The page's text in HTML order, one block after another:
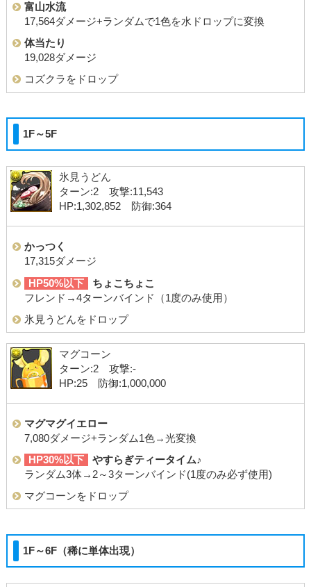
富山水流
17,564ダメージ+ランダムで1色を水ドロップに変換
体当たり
19,028ダメージ
コズクラをドロップ
1F～5F
氷見うどん
ターン:2 攻撃:11,543
HP:1,302,852 防御:364
かっつく
17,315ダメージ
HP50%以下
ちょこちょこ
フレンド→4ターンバインド（1度のみ使用）
氷見うどんをドロップ
マグコーン
ターン:2 攻撃:-
HP:25 防御:1,000,000
マグマグイエロー
7,080ダメージ+ランダム1色→光変換
HP30%以下
やすらぎティータイム♪
ランダム3体→2～3ターンバインド(1度のみ必ず使用)
マグコーンをドロップ
1F～6F（稀に単体出現）